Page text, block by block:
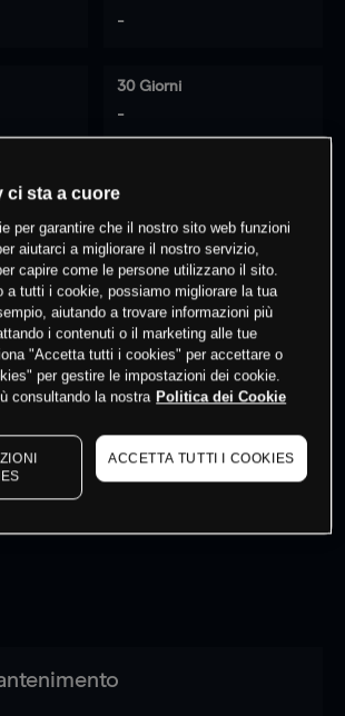
-
30 Giorni
-
hanno posizioni
Fai trading
indicativi. Accediper vedere gli ultimi
to see latest market data
ci sta a cuore
per garantire che il nostro sito web funzioni
aiutarci a migliorare il nostro servizio,
capire come le persone utilizzano il sito.
a tutti i cookie, possiamo migliorare la tua
aiutando a trovare informazioni più
i contenuti o il marketing alle tue
"Accetta tutti i cookies" per accettare o
per gestire le impostazioni dei cookie.
consultando la nostra Politica dei Cookie
ACCETTA TUTTI I COOKIES